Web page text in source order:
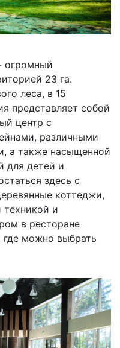
огромный
23 га.
леса, в 15
представляет собой
центр с
различными
а также насыщенной
для детей и
здесь с
коттеджи,
техникой и
в ресторане
можно выбрать